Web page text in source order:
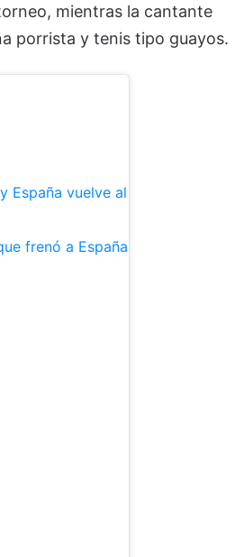
mientras la cantante
porrista y tenis tipo guayos.
España vuelve al
frenó a España